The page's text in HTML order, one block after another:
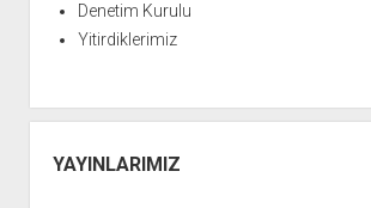
Denetim Kurulu
Yitirdiklerimiz
YAYINLARIMIZ